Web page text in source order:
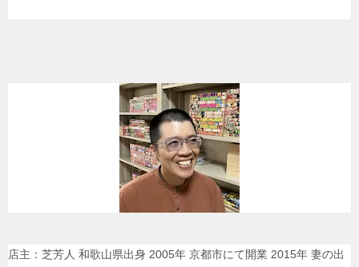
店主：芝芳人 和歌山県出身 2005年 京都市にて開業 2015年 妻の出